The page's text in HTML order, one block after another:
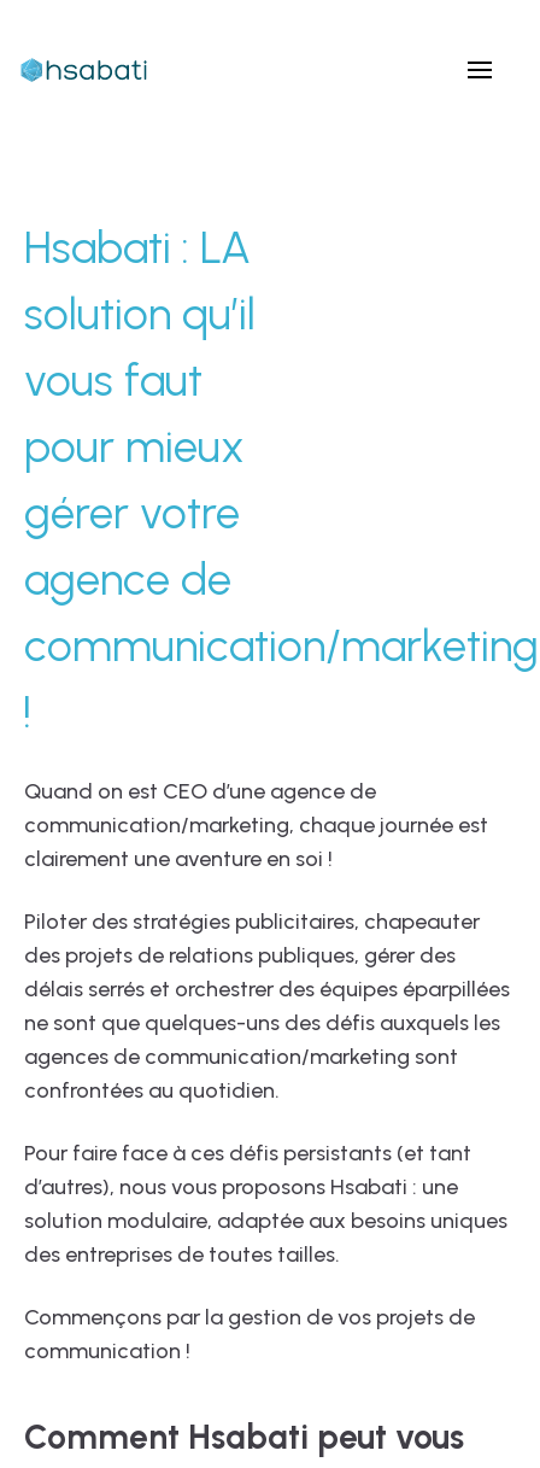
Hsabati : LA
solution qu’il
vous faut
pour mieux
gérer votre
agence de
communication/marketing
!
Quand on est CEO d’une agence de
communication/marketing, chaque journée est
clairement une aventure en soi !
Piloter des stratégies publicitaires, chapeauter
des projets de relations publiques, gérer des
délais serrés et orchestrer des équipes éparpillées
ne sont que quelques-uns des défis auxquels les
agences de communication/marketing sont
confrontées au quotidien.
Pour faire face à ces défis persistants (et tant
d’autres), nous vous proposons Hsabati : une
solution modulaire, adaptée aux besoins uniques
des entreprises de toutes tailles.
Commençons par la gestion de vos projets de
communication !
Comment Hsabati peut vous